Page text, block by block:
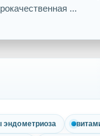
...